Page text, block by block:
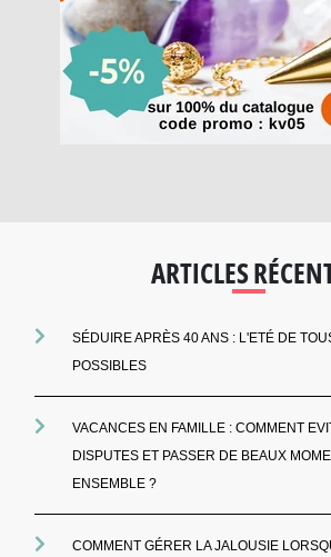
ARTICLES
SÉDUIRE APRÈS 40 ANS : L'ETÉ DE
POSSIBLES
VACANCES EN FAMILLE : COMMENT
DISPUTES ET PASSER DE BEAUX
ENSEMBLE ?
COMMENT GÉRER LA JALOUSIE